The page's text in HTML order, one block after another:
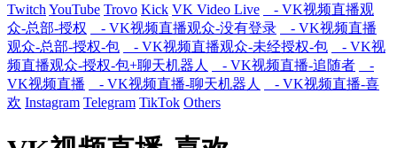
Twitch YouTube Trovo Kick VK Video Live
- VK视频直播观
众-总部-授权
- VK视频直播观众-没有登录
- VK视频直播
观众-总部-授权-包
- VK视频直播观众-未经授权-包
- VK视
频直播观众-授权-包+聊天机器人
- VK视频直播-追随者
-
VK视频直播
- VK视频直播-聊天机器人
- VK视频直播-喜
欢 Instagram Telegram TikTok Others